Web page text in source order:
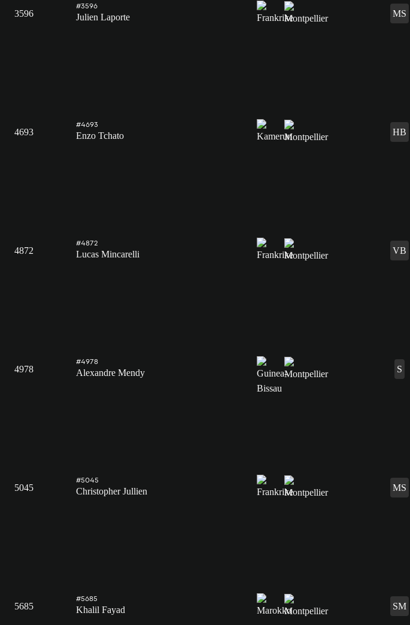
3596
#3596
Julien Laporte MS
4693
#4693
Enzo Tchato HB
4872
#4872
Lucas Mincarelli VB
4978
#4978
Alexandre Mendy S
5045
#5045
Christopher Jullien MS
5685
#5685
Khalil Fayad SM